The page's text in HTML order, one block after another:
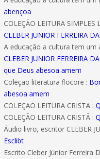
abençoa
COLEÇÃO LEITURA SIMPLES
CLEBER JUNIOR FERREIRA
A educação a cultura tem um
CLEBER JUNIOR FERREIRA
que Deus abesoa amem
Coleção literatura flocore :
abesoa amem
COLEÇÃO LEITURA CRISTÃ :
COLEÇÃO LEITURA CRISTÃ :
Áudio livro, escritor CLEBER
Esclibt
Escrito Cleber Júnior Ferreira